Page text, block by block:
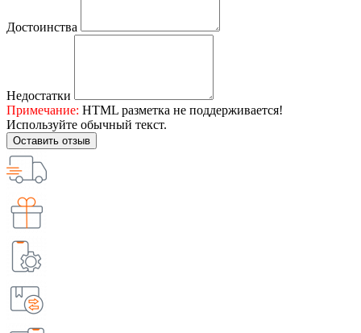
Достоинства
Недостатки
Примечание: HTML разметка не поддерживается!
Используйте обычный текст.
Оставить отзыв